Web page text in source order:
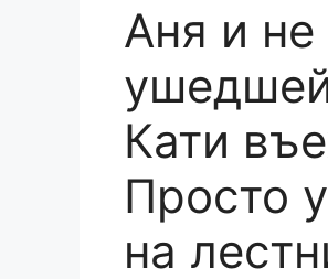
Аня и не
Кати
Просто
на